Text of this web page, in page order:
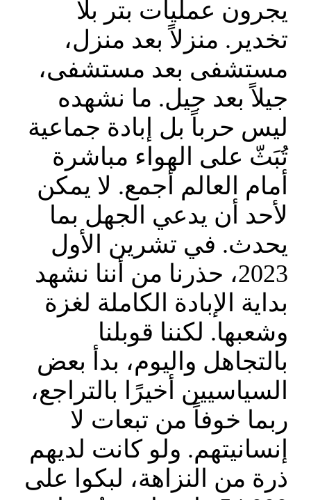
يجرون عمليات بتر بلا
تخدير. منزلاً بعد منزل،
مستشفى بعد مستشفى،
جيلاً بعد جيل. ما نشهده
ليس حرباً بل إبادة جماعية
تُبَثّ على الهواء مباشرة
أمام العالم أجمع. لا يمكن
لأحد أن يدعي الجهل بما
يحدث. في تشرين الأول
2023، حذرنا من أننا نشهد
بداية الإبادة الكاملة لغزة
وشعبها. لكننا قوبلنا
بالتجاهل واليوم، بدأ بعض
السياسيين أخيرًا بالتراجع،
ربما خوفاً من تبعات لا
إنسانيتهم. ولو كانت لديهم
ذرة من النزاهة، لبكوا على